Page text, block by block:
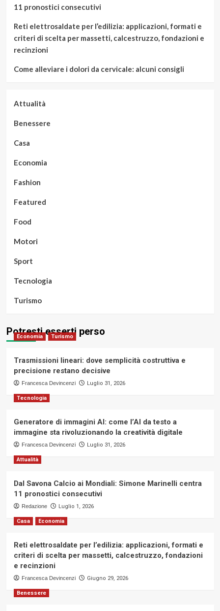
11 pronostici consecutivi
Reti elettrosaldate per l’edilizia: applicazioni, formati e
criteri di scelta per massetti, calcestruzzo, fondazioni e
recinzioni
Come alleviare i dolori da cervicale: alcuni consigli
Attualità
Benessere
Casa
Economia
Fashion
Featured
Food
Motori
Sport
Tecnologia
Turismo
Potresti esserti perso
Economia Turismo
Trasmissioni lineari: dove semplicità costruttiva e
precisione restano decisive
Francesca Devincenzi Luglio 31, 2026
Tecnologia
Generatore di immagini AI: come l’AI da testo a
immagine sta rivoluzionando la creatività digitale
Francesca Devincenzi Luglio 31, 2026
Attualità
Dal Savona Calcio ai Mondiali: Simone Marinelli centra
11 pronostici consecutivi
Redazione Luglio 1, 2026
Casa Economia
Reti elettrosaldate per l’edilizia: applicazioni, formati e
criteri di scelta per massetti, calcestruzzo, fondazioni
e recinzioni
Francesca Devincenzi Giugno 29, 2026
Benessere